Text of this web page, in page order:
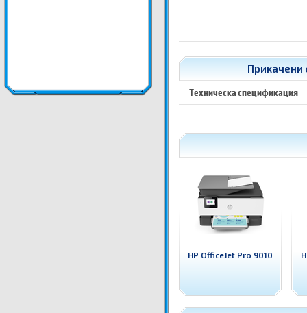
Прикачени
Техническа спецификация
HP OfficeJet Pro 9010